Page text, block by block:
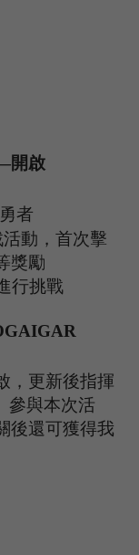
開啟
者
動，首次擊
獎勵
行挑戰
，更新後指揮
參與本次活
後還可獲得我